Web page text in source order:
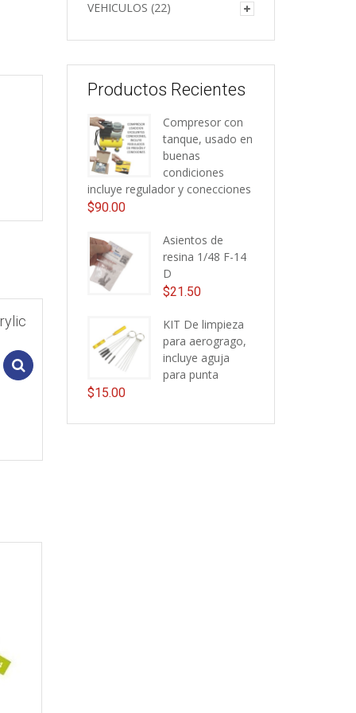
Add to cart
VEHICULOS (22)
Productos Recientes
Compresor con
tanque, usado en
buenas
condiciones
incluye regulador y conecciones
$90.00
Asientos de
resina 1/48 F-14
D
$21.50
KIT De limpieza
para aerogrago,
incluye aguja
para punta
$15.00